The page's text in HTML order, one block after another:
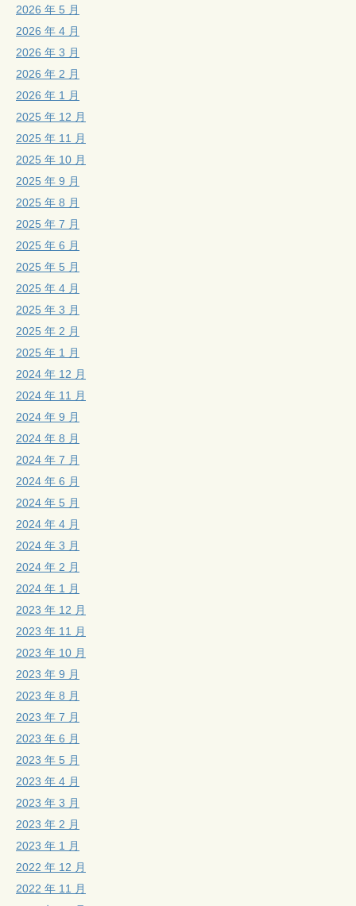
2026 年 5 月
2026 年 4 月
2026 年 3 月
2026 年 2 月
2026 年 1 月
2025 年 12 月
2025 年 11 月
2025 年 10 月
2025 年 9 月
2025 年 8 月
2025 年 7 月
2025 年 6 月
2025 年 5 月
2025 年 4 月
2025 年 3 月
2025 年 2 月
2025 年 1 月
2024 年 12 月
2024 年 11 月
2024 年 9 月
2024 年 8 月
2024 年 7 月
2024 年 6 月
2024 年 5 月
2024 年 4 月
2024 年 3 月
2024 年 2 月
2024 年 1 月
2023 年 12 月
2023 年 11 月
2023 年 10 月
2023 年 9 月
2023 年 8 月
2023 年 7 月
2023 年 6 月
2023 年 5 月
2023 年 4 月
2023 年 3 月
2023 年 2 月
2023 年 1 月
2022 年 12 月
2022 年 11 月